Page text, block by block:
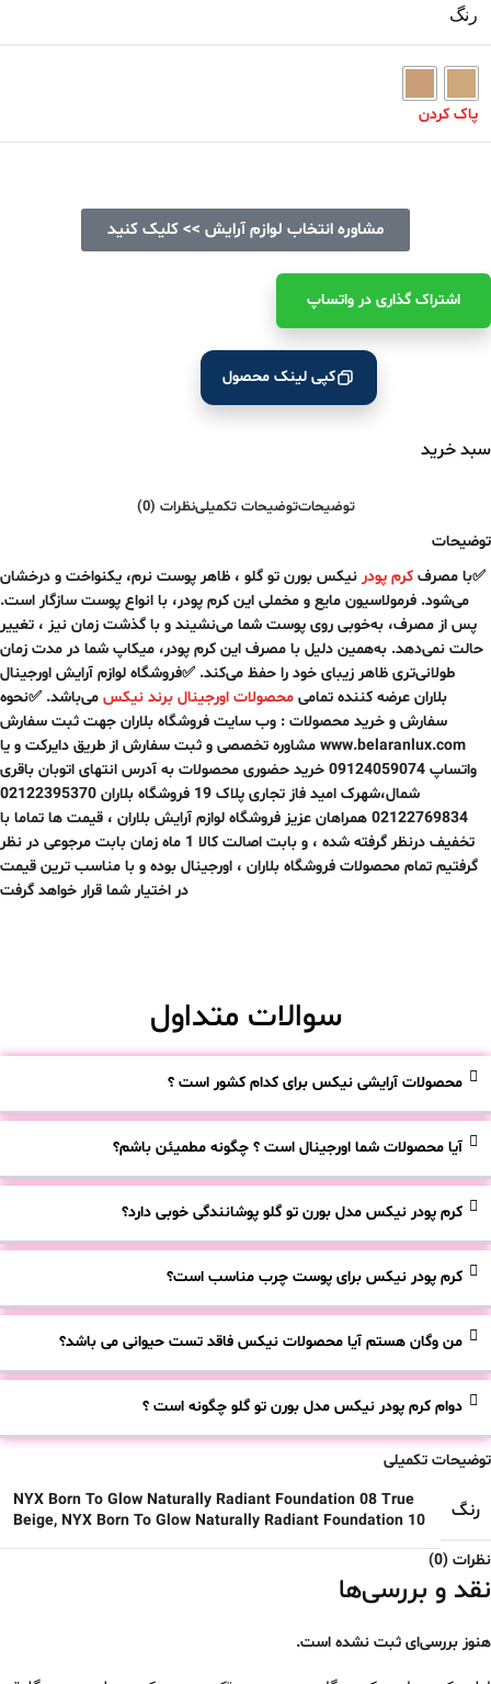
سبد خرید
رنگ
پاک کردن
مشاوره انتخاب لوازم آرایش >> کلیک کنید
اشتراک ‌گذاری در واتساپ
کپی لینک محصول
توضیحاتتوضیحات تکمیلینظرات (0)
توضیحات
✅با مصرف کرم پودر نیکس بورن تو گلو ، ظاهر پوست نرم، یکنواخت و درخشان
می‌شود. فرمولاسیون مایع و مخملی این کرم پودر، با انواع پوست سازگار است.
پس از مصرف، به‌خوبی روی پوست شما می‌نشیند و با گذشت زمان نیز ، تغییر
حالت نمی‌دهد. به‌همین دلیل با مصرف این کرم پودر، میکاپ شما در مدت زمان
طولانی‌تری ظاهر زیبای خود را حفظ می‌کند. ✅فروشگاه لوازم آرایش اورجینال
بلاران عرضه کننده تمامی محصولات اورجینال برند نیکس می‌باشد. ✅نحوه
سفارش و خرید محصولات : وب سایت فروشگاه بلاران جهت ثبت سفارش
www.belaranlux.com مشاوره تخصصی و ثبت سفارش از طریق دایرکت و یا
واتساپ 09124059074 خرید حضوری محصولات به آدرس انتهای اتوبان باقری
شمال،شهرک امید فاز تجاری پلاک 19 فروشگاه بلاران 02122395370
02122769834 همراهان عزیز فروشگاه لوازم آرایش بلاران ، قیمت ها تماما با
تخفیف درنظر گرفته شده ، و بابت اصالت کالا 1 ماه
زمان بابت مرجوعی در نظر
گرفتیم تمام محصولات فروشگاه بلاران ، اورجینال بوده و با مناسب ترین قیمت
در اختیار شما قرار خواهد گرفت
سوالات متداول
محصولات آرایشی نیکس برای کدام کشور است ؟
آیا محصولات شما اورجینال است ؟ چگونه مطمیئن باشم؟
کرم پودر نیکس مدل بورن تو گلو پوشانندگی خوبی دارد؟
کرم پودر نیکس برای پوست چرب مناسب است؟
من وگان هستم آیا محصولات نیکس فاقد تست حیوانی می باشد؟
دوام کرم پودر نیکس مدل بورن تو گلو چگونه است ؟
توضیحات تکمیلی
رنگ
NYX Born To Glow Naturally Radiant Foundation 08 True
Beige, NYX Born To Glow Naturally Radiant Foundation 10
نظرات (0)
نقد و بررسی‌ها
هنوز بررسی‌ای ثبت نشده است.